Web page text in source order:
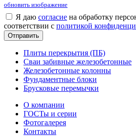
обновить изображение
Я даю согласие на обработку
соответствии с политикой
Плиты перекрытия (ПБ)
Сваи забивные железобетонные
Железобетонные колонны
Фундаментные блоки
Брусковые перемычки
О компании
ГОСТы и серии
Фотогалерея
Контакты